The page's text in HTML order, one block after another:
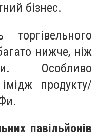
бізнес.
нижче, ніж
Особливо
продукту/
павільйонів